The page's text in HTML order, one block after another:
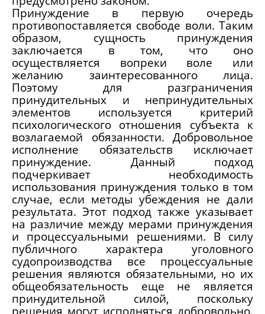
Принуждение в первую очередь
противопоставляется свободе воли. Таким
образом, сущность принуждения
заключается в том, что оно
осуществляется вопреки воле или
желанию заинтересованного лица.
Поэтому для разграничения
принудительных и непринудительных
элементов используется критерий
психологического отношения субъекта к
возлагаемой обязанности. Добровольное
исполнение обязательств исключает
принуждение. Данный подход
подчеркивает необходимость
использования принуждения только в том
случае, если методы убеждения не дали
результата. Этот подход также указывает
на различие между мерами принуждения
и процессуальными решениями. В силу
публичного характера уголовного
судопроизводства все процессуальные
решения являются обязательными, но их
общеобязательность еще не является
принудительной силой, поскольку
решения могут исполняться добровольно.